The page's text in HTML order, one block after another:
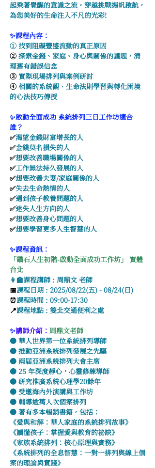
起乘著覺醒的意識之流，穿越挑戰揚帆啟航，
為您美好的生命注入不凡的光彩!
✨課程內容：
① 找到阻礙豐盛流動的真正原因
② 探索金錢、家庭、身心與關係的議題，清
理舊有錯誤信念
③ 實際現場排列與案例研討
④ 相關的系統觀、生命法則學習與轉化困境
的心法技巧傳授
✨啟動全面成功 系統排列三日工作坊適合
誰？
✅渴望金錢財富增長的人
✅金錢莫名損失的人
✅想要改善職場關係的人
✅工作無法持久發展的人
✅想要改善夫妻/家庭關係的人
✅失去生命熱情的人
✅遇到孩子教養問題的人
✅迷失人生方向的人
✅想要改善身心問題的人
✅想要學習更多人生智慧的人
✨課程資訊：
「鑽石人生初階-啟動全面成功工作坊」 實體
台北
👩‍🏫課程講師 : 周鼎文 老師
📅課程日期 : 2025/08/22(五) - 08/24(日)
⏰課程時間 : 09:00-17:30
📍課程地點 : 雙北交通便利之處
✨講師介紹 ： 周鼎文老師
● 華人世界第一位系統排列導師
● 推動亞洲系統排列發展之先驅
● 兩届亞洲系統排列大會主席
● 25 年深度靜心，心靈修練導師
● 研究推廣系統心理學20餘年
● 受邀海內外演講與工作坊
● 輔導逾萬人次個案排列
● 著有多本暢銷書籍，包括：
《愛與和解：華人家庭的系統排列故事》
《讀懂孩子：掌握愛與教育的祕訣》
《家族系統排列：核心原理與實務》
《系統排列的全息智慧：一對一排列與線上個
案的理論與實踐》